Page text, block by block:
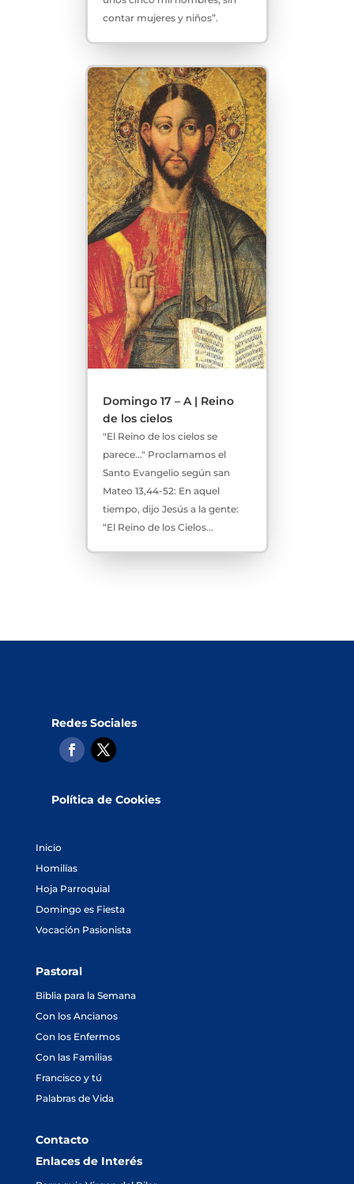
contar mujeres y niños”.
Domingo 17 – A | Reino
de los cielos
"El Reino de los cielos se
parece..." Proclamamos el
Santo Evangelio según san
Mateo 13,44-52: En aquel
tiempo, dijo Jesús a la gente:
“El Reino de los Cielos...
Redes Sociales
Política de Cookies
Inicio
Homilías
Hoja Parroquial
Domingo es Fiesta
Vocación Pasionista
Pastoral
Biblia para la Semana
Con los Ancianos
Con los Enfermos
Con las Familias
Francisco y tú
Palabras de Vida
Contacto
Enlaces de Interés